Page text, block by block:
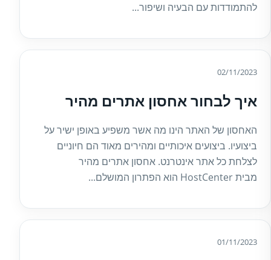
להתמודדות עם הבעיה ושיפור...
02/11/2023
איך לבחור אחסון אתרים מהיר
האחסון של האתר הינו מה אשר משפיע באופן ישיר על
ביצועיו. ביצועים איכותיים ומהירים מאוד הם חיוניים
לצלחת כל אתר אינטרנט. אחסון אתרים מהיר
מבית HostCenter הוא הפתרון המושלם...
01/11/2023